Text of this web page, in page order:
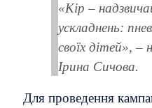
«Кір –
ускладнень:
своїх дітей», –
Ірина Сичова.
Для проведення